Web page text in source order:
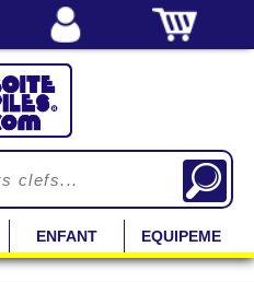
ENFANT EQUIPEMENT